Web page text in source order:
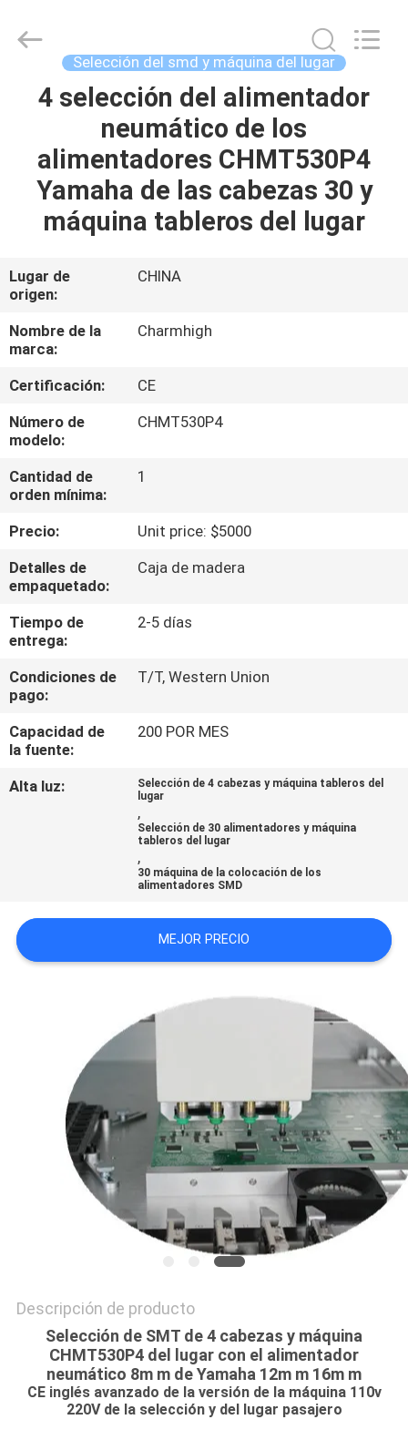
HOGAR
PRODUCTOS
LOS
SOBRE
NOSOTROS
VISITA
A
LA
FÁBRICA
CONTROL
DE
CALIDAD
CON
NOSOTROS
NOTICIAS
MAPA
POLÍTICA
PRIVACIDAD
CHARMHIGH
TECHNOLOGY
Reserved.
Selección del smd y máquina del lugar
4 selección del alimentador
neumático de los
alimentadores CHMT530P4
Yamaha de las cabezas 30 y
máquina tableros del lugar
Lugar de
origen:
CHINA
Nombre de la
marca:
Charmhigh
Certificación:
CE
Número de
modelo:
CHMT530P4
Cantidad de
orden mínima:
1
Precio:
Unit price: $5000
Detalles de
empaquetado:
Caja de madera
Tiempo de
entrega:
2-5 días
Condiciones de
pago:
T/T, Western Union
Capacidad de
la fuente:
200 POR MES
Alta luz:
Selección de 4 cabezas y máquina tableros del
lugar
,
Selección de 30 alimentadores y máquina
tableros del lugar
,
30 máquina de la colocación de los
alimentadores SMD
MEJOR PRECIO
Descripción de producto
Selección de SMT de 4 cabezas y máquina
CHMT530P4 del lugar con el alimentador
neumático 8m m de Yamaha 12m m 16m m
CE inglés avanzado de la versión de la máquina 110v
220V de la selección y del lugar pasajero